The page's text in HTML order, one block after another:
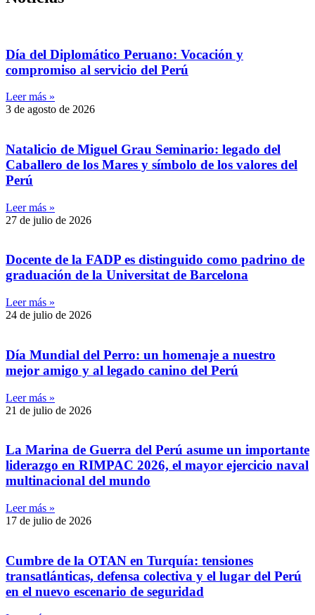
Día del Diplomático Peruano: Vocación y
compromiso al servicio del Perú
Leer más »
3 de agosto de 2026
Natalicio de Miguel Grau Seminario: legado del
Caballero de los Mares y símbolo de los valores del
Perú
Leer más »
27 de julio de 2026
Docente de la FADP es distinguido como padrino de
graduación de la Universitat de Barcelona
Leer más »
24 de julio de 2026
Día Mundial del Perro: un homenaje a nuestro
mejor amigo y al legado canino del Perú
Leer más »
21 de julio de 2026
La Marina de Guerra del Perú asume un importante
liderazgo en RIMPAC 2026, el mayor ejercicio naval
multinacional del mundo
Leer más »
17 de julio de 2026
Cumbre de la OTAN en Turquía: tensiones
transatlánticas, defensa colectiva y el lugar del Perú
en el nuevo escenario de seguridad